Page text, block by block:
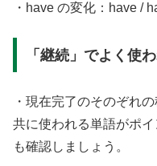
・have の変化：have /
「継続」でよく使
・現在完了のそのぞれの
共に使われる単語がポ
も確認しましょう。